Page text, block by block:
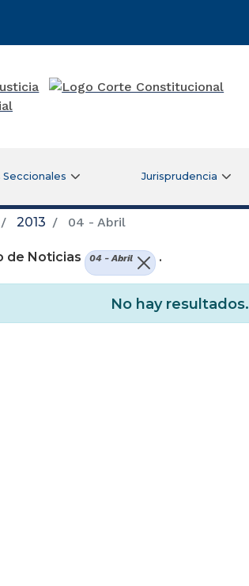
Jurisprudencia
2013 04 - Abril
de Noticias 04 - Abril .
No hay resultados.